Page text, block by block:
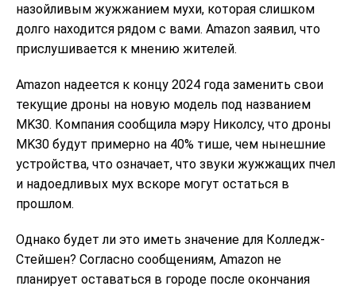
назойливым жужжанием мухи, которая слишком
долго находится рядом с вами. Amazon заявил, что
прислушивается к мнению жителей.
Amazon надеется к концу 2024 года заменить свои
текущие дроны на новую модель под названием
MK30. Компания сообщила мэру Николсу, что дроны
MK30 будут примерно на 40% тише, чем нынешние
устройства, что означает, что звуки жужжащих пчел
и надоедливых мух вскоре могут остаться в
прошлом.
Однако будет ли это иметь значение для Колледж-
Стейшен? Согласно сообщениям, Amazon не
планирует оставаться в городе после окончания